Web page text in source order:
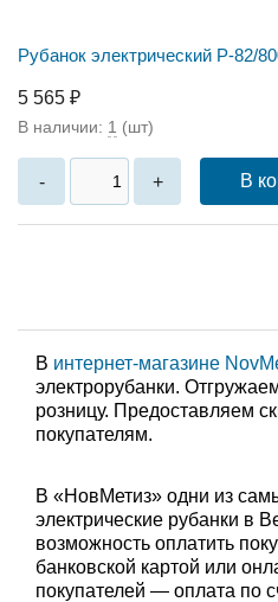
Рубанок электрический Р-82/
5 565 ₽
В наличии: 1 (шт)
- + В
В интернет-магазине
электрорубанки.
розницу. Предоставляем
покупателям.
В «НовМетиз» одни из
электрические рубанки в
возможность оплатить
банковской картой или
покупателей — оплата по